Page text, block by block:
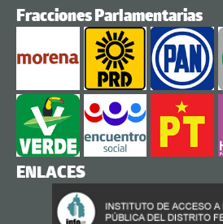
Fracciones Parlamentarias
ENLACES